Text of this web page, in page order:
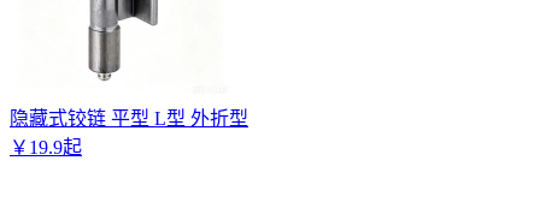
隐藏式铰链 平型 L型 外折型
￥ 19.9起